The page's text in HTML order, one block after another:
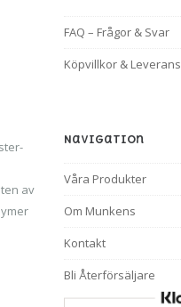
av
FAQ – Frågor & Svar
Köpvillkor & Leverans
Navigation
Våra Produkter
Om Munkens
Kontakt
Bli Återförsäljare